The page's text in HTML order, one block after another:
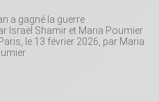
a gagné la guerre
Israël Shamir et Maria Poumier
le 13 février 2026, par Maria